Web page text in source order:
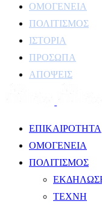
ΟΜΟΓΕΝΕΙΑ
ΠΟΛΙΤΙΣΜΟΣ
ΙΣΤΟΡΙΑ
ΠΡΟΣΩΠΑ
ΑΠΟΨΕΙΣ
ΕΠΙΚΑΙΡΟΤΗΤΑ
ΟΜΟΓΕΝΕΙΑ
ΠΟΛΙΤΙΣΜΟΣ
ΤΕΧΝΗ